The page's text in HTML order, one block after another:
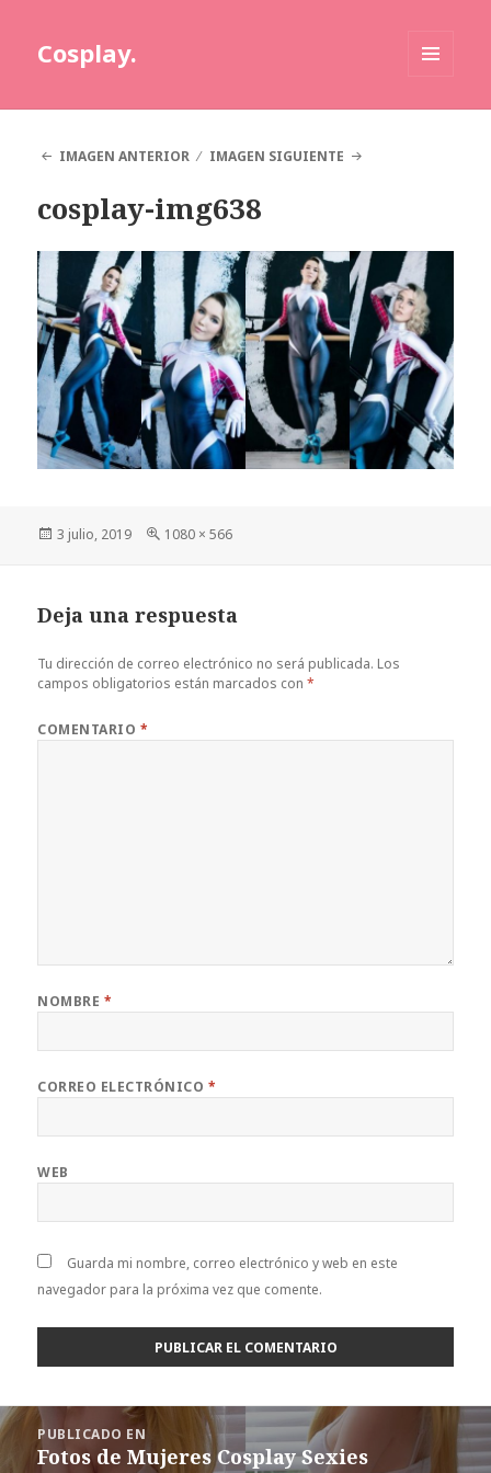
Cosplay.
IMAGEN ANTERIOR
IMAGEN SIGUIENTE
cosplay-img638
Publicado
3 julio, 2019
Tamaño
1080 × 566
Deja una respuesta
Tu dirección de correo electrónico no será publicada. Los
campos obligatorios están marcados con*
COMENTARIO *
NOMBRE *
CORREO ELECTRÓNICO *
WEB
Guarda mi nombre, correo electrónico y web en este
navegador para la próxima vez que comente.
Navegación
PUBLICADO EN
Fotos de Mujeres Cosplay Sexies